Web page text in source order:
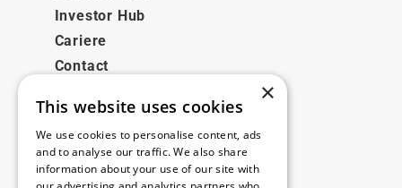
Investor Hub
Cariere
Contact
Legale
Disclaimer
Privacy policy
×
This website uses cookies
We use cookies to personalise content, ads
and to analyse our traffic. We also share
information about your use of our site with